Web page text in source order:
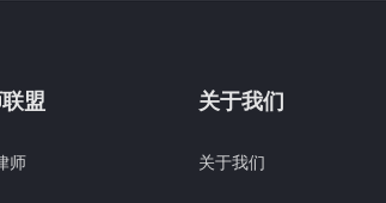
盟
师
关于我们
关于我们